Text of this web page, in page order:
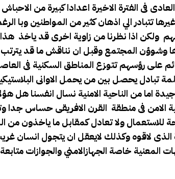
فى الفترة الاخيرة اعدادا كبيرة من
تتبادر الي اذهان كثير من المواطنين وبا
ولكن اذا نظرنا من زاوية اخرى قد ياخذ
وشوؤن المجتمع وقبل ان نناقش ما قد
على رؤسهم تتوزع المناطق السكنية فى
تبادل يحصل بين من يحمل الاوانى
اما من الناحية الامنية نسال انفسنا هل
الامن فى منطقة القرن الافريقى حساس جدا
للاستعمال ولا تعادل كمقابل ما ياخذون
لاقوه وكذلك لايعقل ان يتجول انسان